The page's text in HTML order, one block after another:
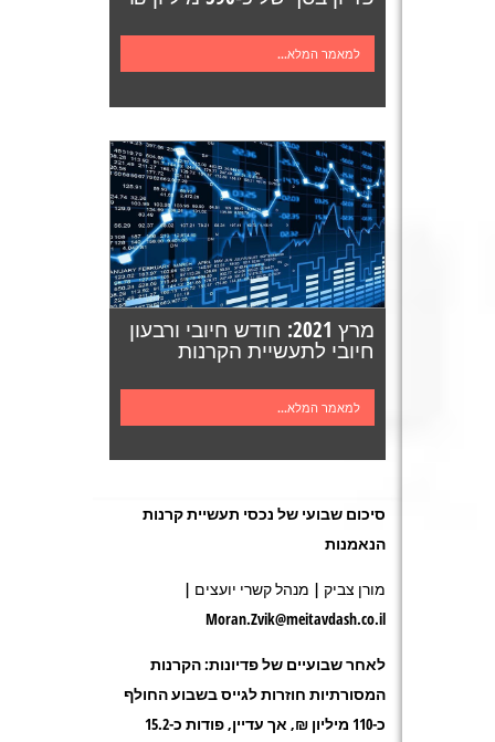
למאמר המלא...
מרץ 2021: חודש חיובי ורבעון
חיובי לתעשיית הקרנות
למאמר המלא...
סיכום שבועי של נכסי תעשיית קרנות
הנאמנות
מורן צביק | מנהל קשרי יועצים |
Moran.Zvik@meitavdash.co.il
לאחר שבועיים של פדיונות: הקרנות
המסורתיות חוזרות לגייס בשבוע החולף
כ-110 מיליון ₪, אך עדיין, פודות כ-15
.2